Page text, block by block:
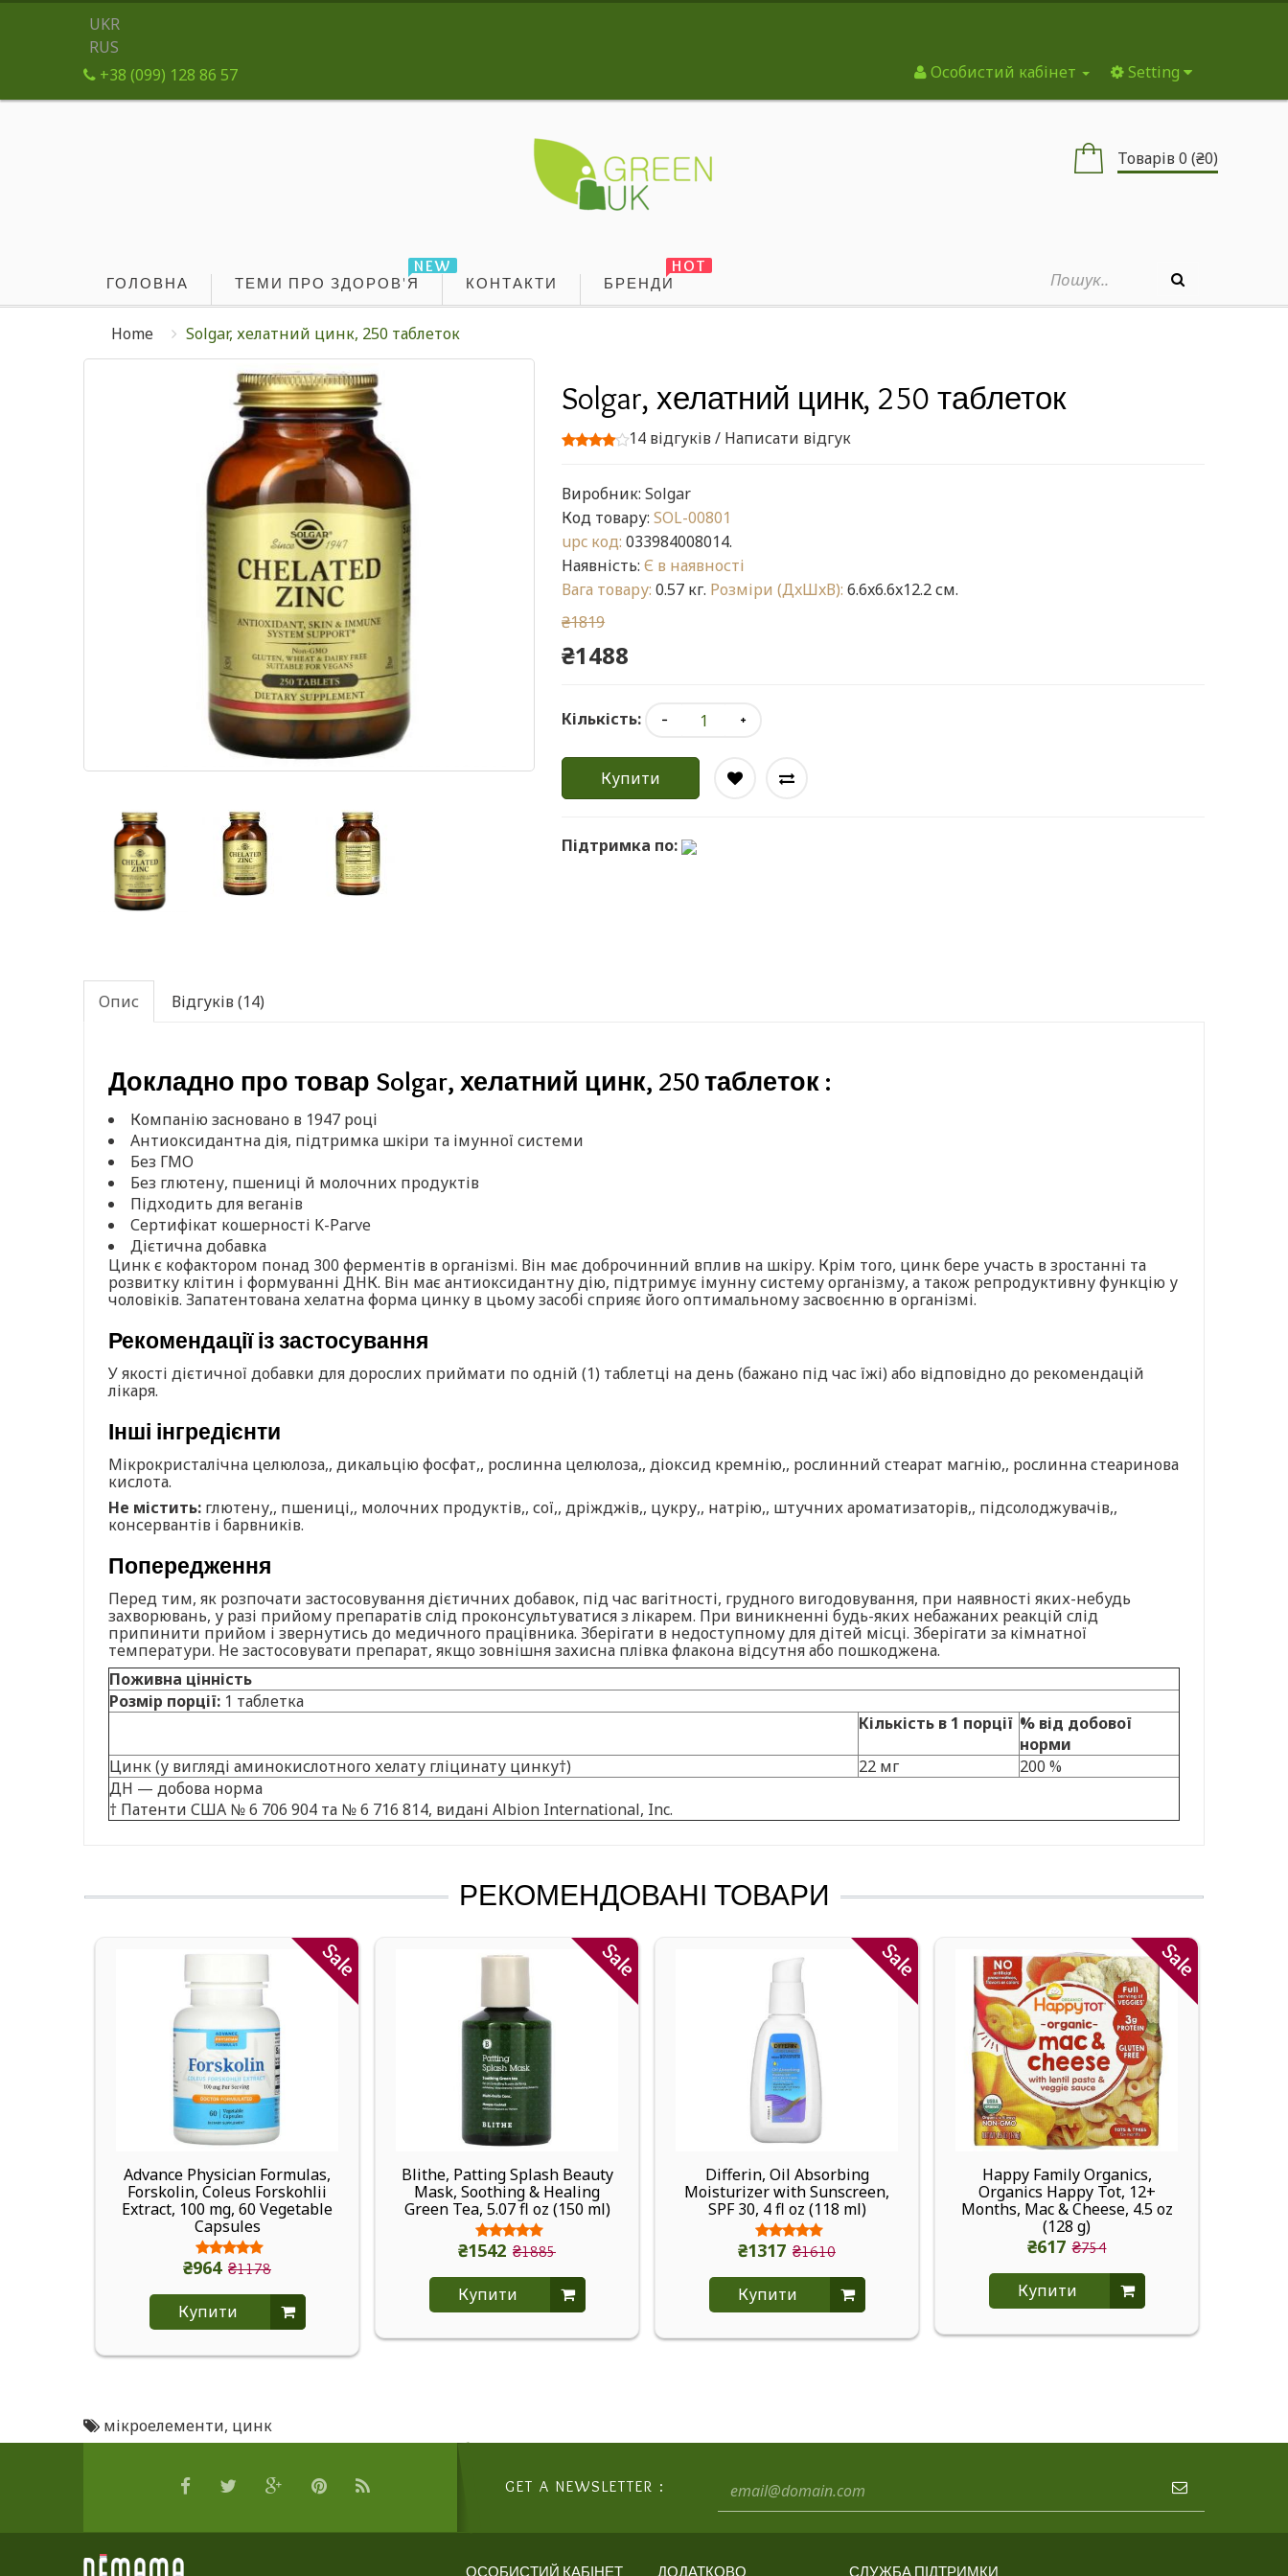
UKR
RUS
Особистий кабінет
Setting
+38 (099) 128 86 57
Товарів 0 (₴0)
ГОЛОВНА
NEW
ТЕМИ ПРО ЗДОРОВ'Я КОНТАКТИ
HOT
БРЕНДИ
Home Solgar, хелатний цинк, 250 таблеток
Solgar, хелатний цинк, 250 таблеток
14 відгуків/ Написати відгук
Виробник:Solgar
Код товару:SOL-00801
upc код: 033984008014.
Наявність:Є в наявності
Вага товару: 0.57 кг. Розміри (ДxШxВ): 6.6x6.6x12.2 см.
₴1819
₴1488
Кількість:
Купити
Підтримка по:
Опис Відгуків (14)
Докладно про товар Solgar, хелатний цинк, 250 таблеток :
Компанію засновано в 1947 році
Антиоксидантна дія, підтримка шкіри та імунної системи
Без ГМО
Без глютену, пшениці й молочних продуктів
Підходить для веганів
Сертифікат кошерності K-Parve
Дієтична добавка
Цинк є кофактором понад 300 ферментів в організмі. Він має доброчинний вплив на шкіру. Крім того, цинк бере участь в зростанні та
розвитку клітин і формуванні ДНК. Він має антиоксидантну дію, підтримує імунну систему організму, а також репродуктивну функцію у
чоловіків. Запатентована хелатна форма цинку в цьому засобі сприяє його оптимальному засвоєнню в організмі.
Рекомендації із застосування
У якості дієтичної добавки для дорослих приймати по одній (1) таблетці на день (бажано під час їжі) або відповідно до рекомендацій
лікаря.
Інші інгредієнти
Мікрокристалічна целюлоза,, дикальцію фосфат,, рослинна целюлоза,, діоксид кремнію,, рослинний стеарат магнію,, рослинна стеаринова
кислота.
Не містить: глютену,, пшениці,, молочних продуктів,, сої,, дріжджів,, цукру,, натрію,, штучних ароматизаторів,, підсолоджувачів,,
консервантів і барвників.
Попередження
Перед тим, як розпочати застосовування дієтичних добавок, під час вагітності, грудного вигодовування, при наявності яких-небудь
захворювань, у разі прийому препаратів слід проконсультуватися з лікарем. При виникненні будь-яких небажаних реакцій слід
припинити прийом і звернутись до медичного працівника. Зберігати в недоступному для дітей місці. Зберігати за кімнатної
температури. Не застосовувати препарат, якщо зовнішня захисна плівка флакона відсутня або пошкоджена.
Поживна цінність
Розмір порції: 1 таблетка
Кількість в 1 порції % від добової
норми
Цинк (у вигляді аминокислотного хелату гліцинату цинку†)
22 мг
200 %
ДН — добова норма
† Патенти США № 6 706 904 та № 6 716 814, видані Albion International, Inc.
РЕКОМЕНДОВАНІ ТОВАРИ
Sale
Advance Physician Formulas,
Forskolin, Coleus Forskohlii
Extract, 100 mg, 60 Vegetable
Capsules
₴964 ₴1178
Купити
Sale
Blithe, Patting Splash Beauty
Mask, Soothing & Healing
Green Tea, 5.07 fl oz (150 ml)
₴1542 ₴1885
Купити
Sale
Differin, Oil Absorbing
Moisturizer with Sunscreen,
SPF 30, 4 fl oz (118 ml)
₴1317 ₴1610
Купити
Sale
Happy Family Organics,
Organics Happy Tot, 12+
Months, Mac & Cheese, 4.5 oz
(128 g)
₴617 ₴754
Купити
мікроелементи, цинк
GET A NEWSLETTER :
ОСОБИСТИЙ КАБІНЕТ ДОДАТКОВО СЛУЖБА ПІДТРИМКИ